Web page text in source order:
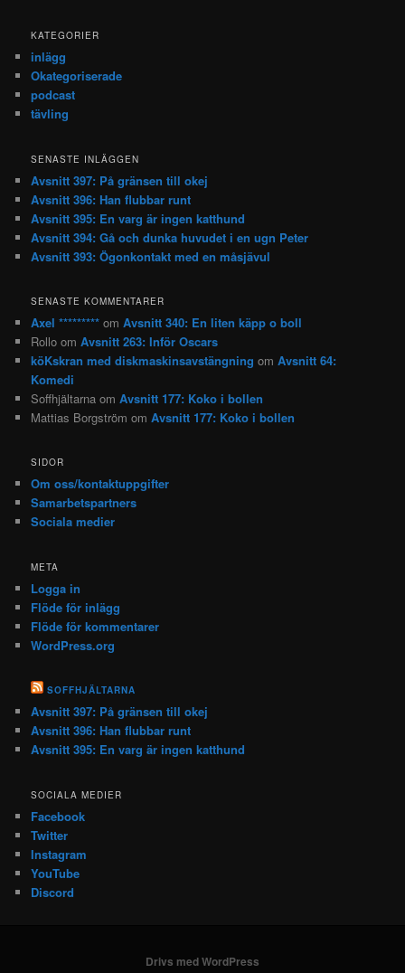
KATEGORIER
inlägg
Okategoriserade
podcast
tävling
SENASTE INLÄGGEN
Avsnitt 397: På gränsen till okej
Avsnitt 396: Han flubbar runt
Avsnitt 395: En varg är ingen katthund
Avsnitt 394: Gå och dunka huvudet i en ugn Peter
Avsnitt 393: Ögonkontakt med en måsjävul
SENASTE KOMMENTARER
Axel ********* omAvsnitt 340: En liten käpp o boll
Rollo omAvsnitt 263: Inför Oscars
köKskran med diskmaskinsavstängning omAvsnitt 64:
Komedi
Soffhjältarna omAvsnitt 177: Koko i bollen
Mattias Borgström omAvsnitt 177: Koko i bollen
SIDOR
Om oss/kontaktuppgifter
Samarbetspartners
Sociala medier
META
Logga in
Flöde för inlägg
Flöde för kommentarer
WordPress.org
SOFFHJÄLTARNA
Avsnitt 397: På gränsen till okej
Avsnitt 396: Han flubbar runt
Avsnitt 395: En varg är ingen katthund
SOCIALA MEDIER
Facebook
Twitter
Instagram
YouTube
Discord
Drivs med WordPress